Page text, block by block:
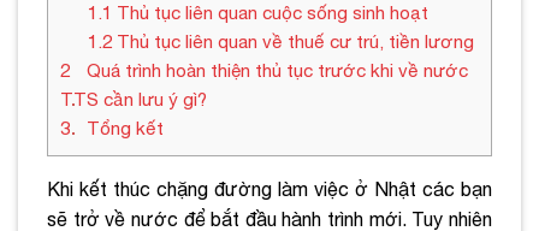
1.1 Thủ tục liên quan cuộc sống sinh hoạt
1.2Thủ tục liên quan về thuế cư trú, tiền lương
2
Quá trình hoàn thiện thủ tục trước khi về nước
TTS cần lưu ý gì?
3
Tổng kết
Khi kết thúc chặng đường làm việc ở Nhật các bạn
sẽ trở về nước để bắt đầu hành trình mới. Tuy nhiên